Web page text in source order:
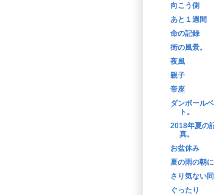
向こう側
あと１週間
命の記録
街の風景。
夜風
親子
帝座
ダンボール
ト。
2018年夏の
真。
お盆休み
夏の雨の朝
さり気ない
ぐったり